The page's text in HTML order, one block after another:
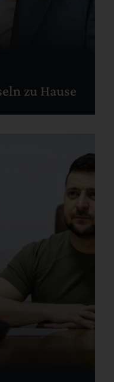
zu Hause